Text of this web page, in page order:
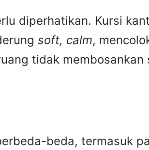
diperhatikan. Kursi
soft, calm,
tidak
beda, termasuk